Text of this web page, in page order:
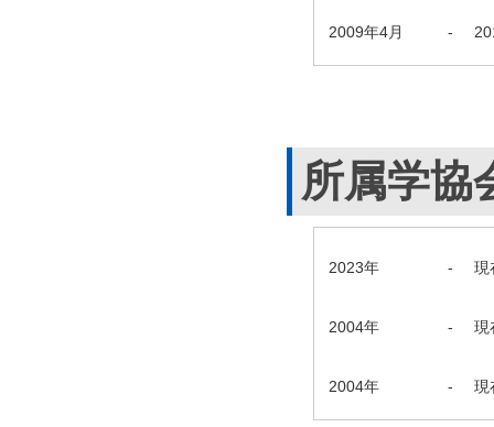
2009年4月 -
所属学協
2023年 - 現
2004年 - 現
2004年 - 現